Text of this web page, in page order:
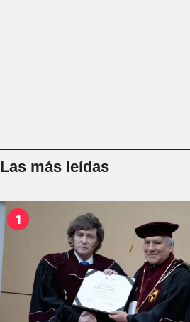
Las más leídas
1